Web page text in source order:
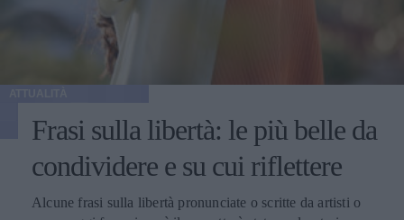
Frasi sulla libertà: le più belle da
condividere e su cui riflettere
Alcune frasi sulla libertà pronunciate o scritte da artisti o